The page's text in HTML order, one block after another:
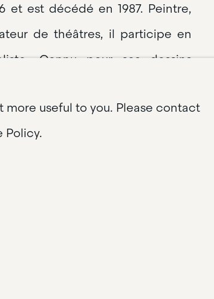
et est décédé en 1987. Peintre,
de théâtres, il participe en
Connu pour ses dessins
avant tout aux notions de
mythiques. Surnommé "le
pas toujours d'accord avec
more useful to you. Please contact
Policy.